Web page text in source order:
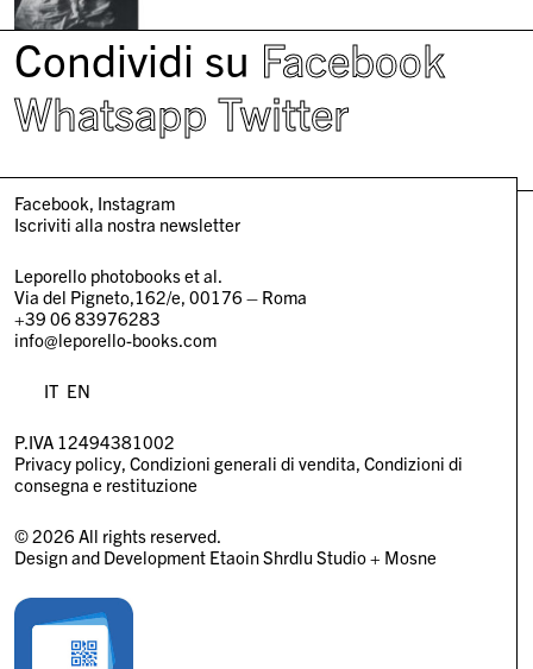
Condividi su Facebook
Whatsapp Twitter
Facebook Instagram
Iscriviti alla nostra newsletter
Leporello photobooks et al.
Via del Pigneto,162/e, 00176 – Roma
+39 06 83976283
info@leporello-books.com
IT EN
P.IVA 12494381002
Privacy policy Condizioni generali di vendita Condizioni di
consegna e restituzione
© 2026 All rights reserved.
Design and Development Etaoin Shrdlu Studio+ Mosne